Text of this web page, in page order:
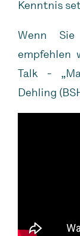
Kenntnis
Wenn
empfehlen
Talk -
Dehling